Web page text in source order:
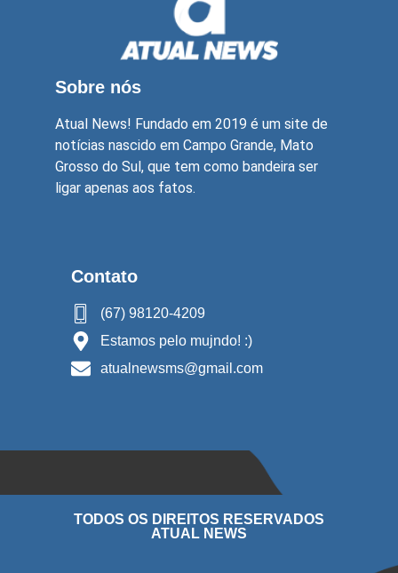
Sobre nós
Atual News! Fundado em 2019 é um site de
notícias nascido em Campo Grande, Mato
Grosso do Sul, que tem como bandeira ser
ligar apenas aos fatos.
Contato
(67) 98120-4209
Estamos pelo mujndo! :)
atualnewsms@gmail.com
TODOS OS DIREITOS RESERVADOS
ATUAL NEWS